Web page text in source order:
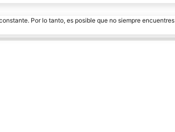
Por lo tanto, es posible que no siempre encuentres